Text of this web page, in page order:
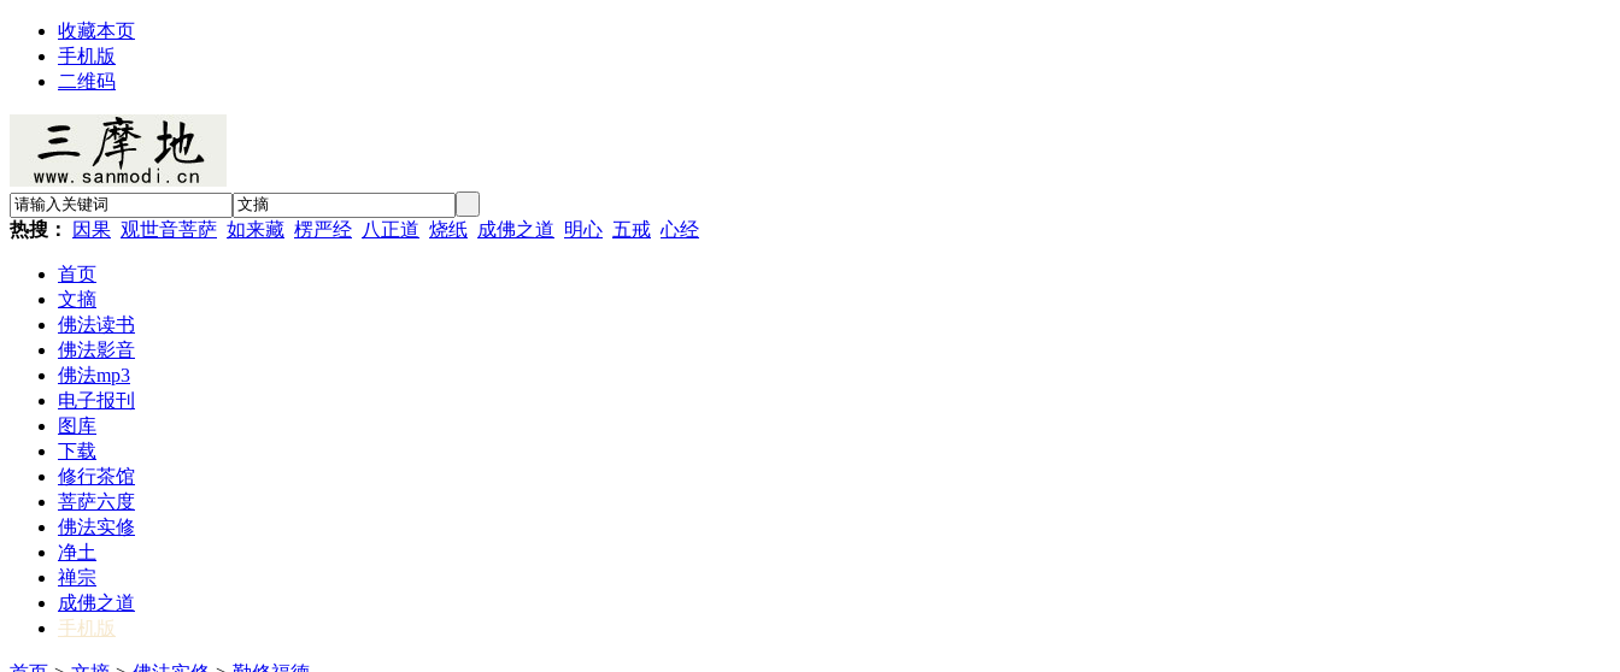
收藏本页
手机版
二维码
热搜： 因果 观世音菩萨 如来藏 楞严经 八正道 烧纸 成佛之道 明心 五戒 心经
首页
文摘
佛法读书
佛法影音
佛法mp3
电子报刊
图库
下载
修行茶馆
菩萨六度
佛法实修
净土
禅宗
成佛之道
手机版